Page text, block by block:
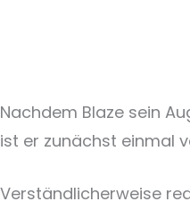
Nachdem Blaze sein
ist er zunächst einmal
Verständlicherweise